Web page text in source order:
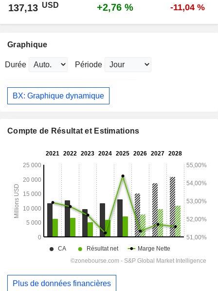
137,13 USD +2,76 % -11,04 %
Graphique
Durée Période
BX: Graphique dynamique
Compte de Résultat et Estimations
Plus de données financières